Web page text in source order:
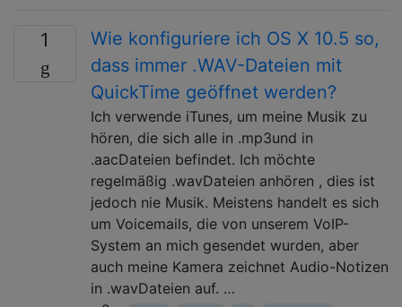
1
Wie konfiguriere ich OS X 10.5 so,
dass immer .WAV-Dateien mit
QuickTime geöffnet werden?
Ich verwende iTunes, um meine Musik zu
hören, die sich alle in .mp3und in
.aacDateien befindet. Ich möchte
regelmäßig .wavDateien anhören , dies ist
jedoch nie Musik. Meistens handelt es sich
um Voicemails, die von unserem VoIP-
System an mich gesendet wurden, aber
auch meine Kamera zeichnet Audio-Notizen
in .wavDateien auf. …